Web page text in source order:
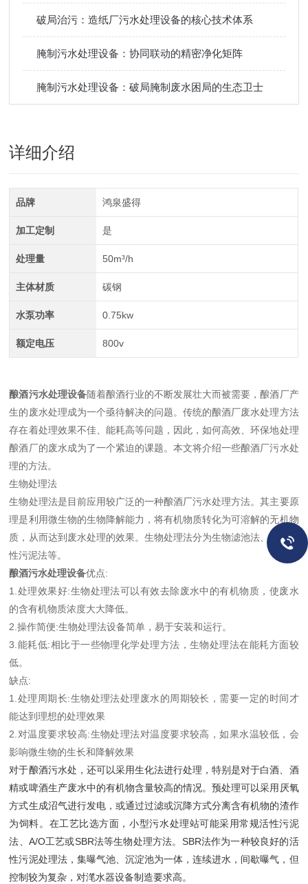
破局治污：造纸厂污水处理设备的核心技术体系
腌制污水处理设备：协同联动的精密净化矩阵
腌制污水处理设备：破局腌制废水困局的生态卫士
详细介绍
品牌 鸿泉盛得
加工定制 是
处理量 50m³/h
主体材质 碳钢
水泵功率 0.75kw
额定电压 800v
酿酒污水处理设备随着酿酒行业的不断发展壮大而被需要，酿酒厂产
生的废水处理成为一个亟待解决的问题。传统的酿酒厂废水处理方法
存在着处理效果不佳、能耗高等问题，因此，如何高效、环保地处理
酿酒厂的废水成为了一个紧迫的课题。本文将介绍一些酿酒厂污水处
理的方法。
生物处理法
生物处理法是目前应用较广泛的一种酿酒厂污水处理方法。其主要原
理是利用微生物的生物降解能力，将有机物质转化为可溶解的无机物
质，从而达到废水处理的效果。生物处理法分为生物滤池法、曝气活
性污泥法等。
酿酒污水处理设备优点:
1.处理效果好:生物处理法可以有效去除废水中的有机物质，使废水
的含有机物质浓度大大降低。
2.操作简便:生物处理法设备简单，易于安装和运行。
3.能耗低:相比于一些物理化学处理方法，生物处理法在能耗方面较
低。
缺点:
1.处理周期长:生物处理法处理废水的周期较长，需要一定的时间才
能达到理想的处理效果
2.对温度要求较高:生物处理法对温度要求较高，如果水温较低，会
影响微生物的生长和降解效果
对于酿酒污水处，‌还可以采用生化法进行处理，‌特别是对于白酒、‌酒
精或啤酒生产废水中的有机物含量较高的情况。‌预处理可以采用厌氧
方式生成沼气进行发电，‌或通过过滤或沉降方式分离含有机物的渣作
为饲料。‌在工艺比选方面，‌小型污水处理站可能采用常规活性污泥
法、‌A/O工艺或SBR法等生物处理方法。‌SBR法作为一种较良好的活
性污泥处理法，‌集曝气池、‌沉淀池为一体，‌连续进水，‌间歇曝气，‌但
控制较为复杂，‌对滗水器设备制造要求高。